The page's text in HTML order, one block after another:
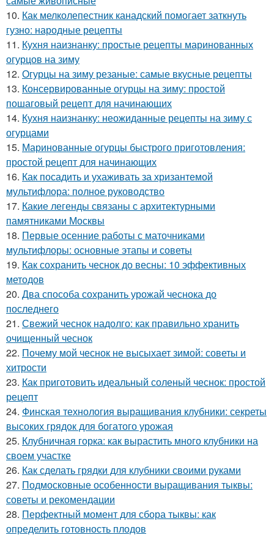
10. Как мелколепестник канадский помогает заткнуть
гузно: народные рецепты
11. Кухня наизнанку: простые рецепты маринованных
огурцов на зиму
12. Огурцы на зиму резаные: самые вкусные рецепты
13. Консервированные огурцы на зиму: простой
пошаговый рецепт для начинающих
14. Кухня наизнанку: неожиданные рецепты на зиму с
огурцами
15. Маринованные огурцы быстрого приготовления:
простой рецепт для начинающих
16. Как посадить и ухаживать за хризантемой
мультифлора: полное руководство
17. Какие легенды связаны с архитектурными
памятниками Москвы
18. Первые осенние работы с маточниками
мультифлоры: основные этапы и советы
19. Как сохранить чеснок до весны: 10 эффективных
методов
20. Два способа сохранить урожай чеснока до
последнего
21. Свежий чеснок надолго: как правильно хранить
очищенный чеснок
22. Почему мой чеснок не высыхает зимой: советы и
хитрости
23. Как приготовить идеальный соленый чеснок: простой
рецепт
24. Финская технология выращивания клубники: секреты
высоких грядок для богатого урожая
25. Клубничная горка: как вырастить много клубники на
своем участке
26. Как сделать грядки для клубники своими руками
27. Подмосковные особенности выращивания тыквы:
советы и рекомендации
28. Перфектный момент для сбора тыквы: как
определить готовность плодов